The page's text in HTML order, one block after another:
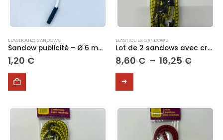
ELASTIQUES,SANDOWS
Sandow publicité – Ø 6 mm – 20 cm
1,20 €
ELASTIQUES,SANDOWS
Lot de 2 sandows avec crochets
8,60 € – 16,25 €Plage
Ce
produit
plusieurs